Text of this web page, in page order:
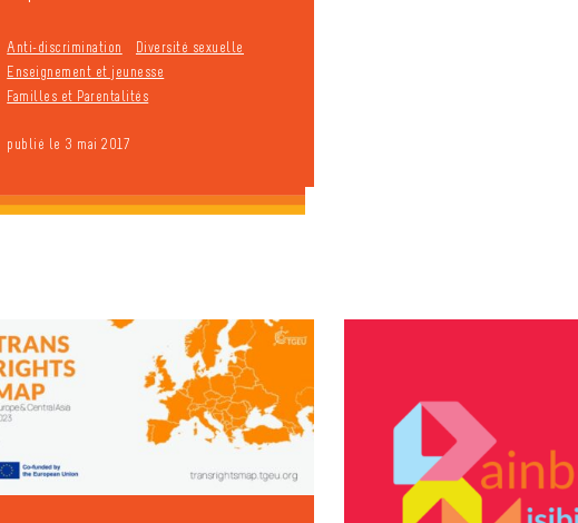
Anti-discrimination
Diversité sexuelle
Enseignement et jeunesse
Familles et Parentalités
publié le 3 mai 2017